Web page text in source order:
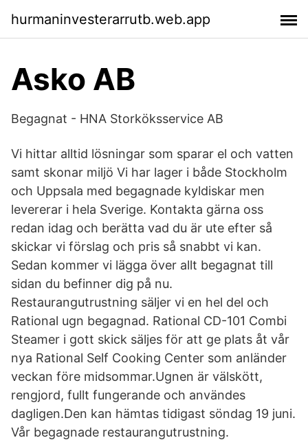
hurmaninvesterarrutb.web.app
Asko AB
Begagnat - HNA Storköksservice AB
Vi hittar alltid lösningar som sparar el och vatten
samt skonar miljö Vi har lager i både Stockholm
och Uppsala med begagnade kyldiskar men
levererar i hela Sverige. Kontakta gärna oss
redan idag och berätta vad du är ute efter så
skickar vi förslag och pris så snabbt vi kan.
Sedan kommer vi lägga över allt begagnat till
sidan du befinner dig på nu.
Restaurangutrustning säljer vi en hel del och
Rational ugn begagnad. Rational CD-101 Combi
Steamer i gott skick säljes för att ge plats åt vår
nya Rational Self Cooking Center som anländer
veckan före midsommar.Ugnen är välskött,
rengjord, fullt fungerande och användes
dagligen.Den kan hämtas tidigast söndag 19 juni.
Vår begagnade restaurangutrustning.